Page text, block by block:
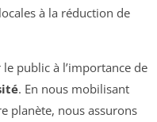
à la réduction de
public à l’importance de
. En nous mobilisant
planète, nous assurons